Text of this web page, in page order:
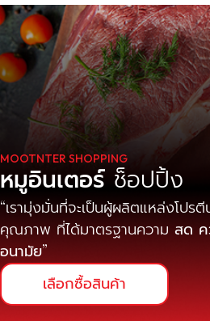
MOOTNTER SHOPPING
หมูอินเตอร์ช็อปปิ้ง
เรามุ่งมั่นที่จะเป็นผู้ผลิตแหล่งโปร
คุณภาพ ที่ได้มาตรฐานความ สด ค
อนามัย
เลือกซื้อสินค้า